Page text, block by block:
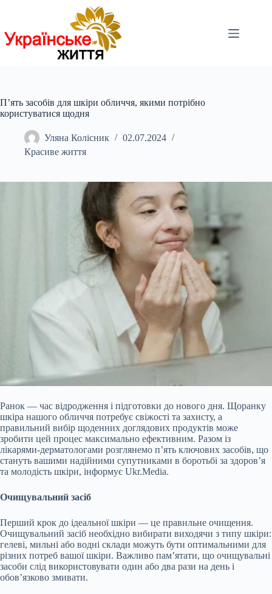
П’ять засобів для шкіри обличчя, якими потрібно
користуватися щодня
Уляна Колісник
02.07.2024
Красиве життя
Ранок — час відродження і підготовки до нового дня. Щоранку
шкіра нашого обличчя потребує свіжості та захисту, а
правильний вибір щоденних доглядових продуктів може
зробити цей процес максимально ефективним. Разом із
лікарями-дерматологами розглянемо п’ять ключових засобів, що
стануть вашими надійними супутниками в боротьбі за здоров’я
та молодість шкіри, інформує Ukr.Media.
Очищувальний засіб
Перший крок до ідеальної шкіри — це правильне очищення.
Очищувальний засіб необхідно вибирати виходячи з типу шкіри:
гелеві, мильні або водні склади можуть бути оптимальними для
різних потреб вашої шкіри. Важливо пам’ятати, що очищувальні
засоби слід використовувати один або два рази на день і
обов’язково змивати.